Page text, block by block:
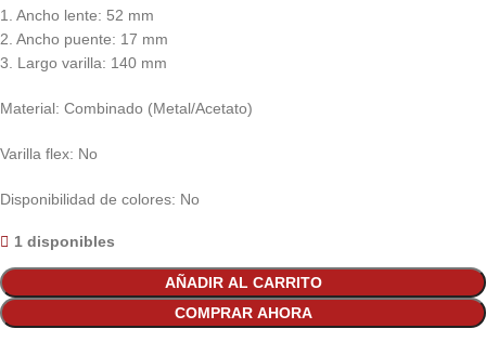
1. Ancho lente: 52 mm
2. Ancho puente: 17 mm
3. Largo varilla: 140 mm
Material: Combinado (Metal/Acetato)
Varilla flex: No
Disponibilidad de colores: No
1 disponibles
AÑADIR AL CARRITO
COMPRAR AHORA